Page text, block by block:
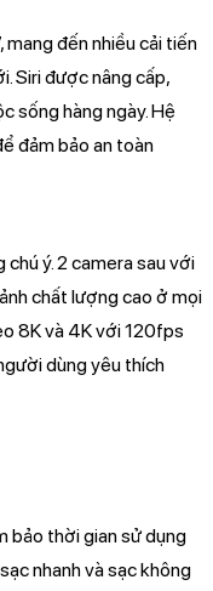
mang đến nhiều cải tiến
Siri được nâng cấp,
sống hàng ngày. Hệ
đảm bảo an toàn
ý. 2 camera sau với
chất lượng cao ở mọi
8K và 4K với 120fps
dùng yêu thích
bảo thời gian sử dụng
nhanh và sạc không